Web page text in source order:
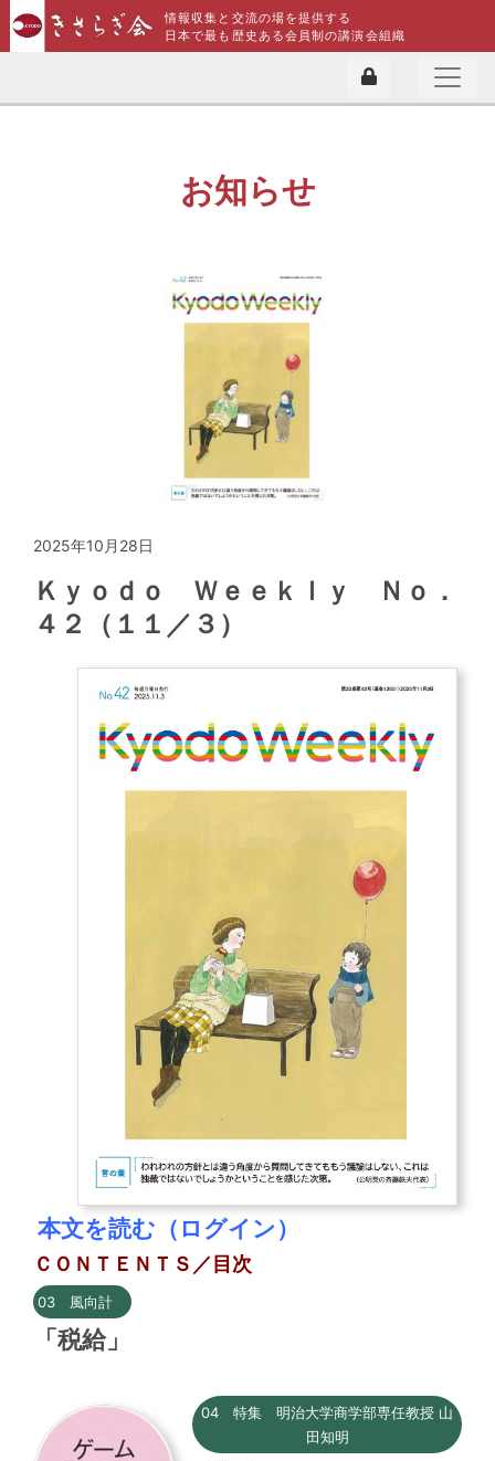
情報収集と交流の場を提供する
日本で最も歴史ある会員制の講演会組織
お知らせ
2025年10月28日
Ｋｙｏｄｏ Ｗｅｅｋｌｙ Ｎｏ．
４２（１１／３）
本文を読む（ログイン）
ＣＯＮＴＥＮＴＳ／目次
03 風向計
「税給」
04 特集 明治大学商学部専任教授 山
田知明